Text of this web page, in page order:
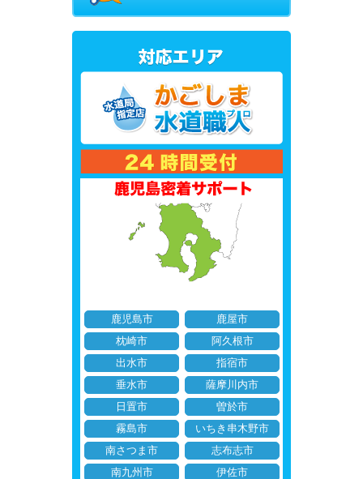
鹿児島市
鹿屋市
枕崎市
阿久根市
出水市
指宿市
垂水市
薩摩川内市
日置市
曽於市
霧島市
いちき串木野市
南さつま市
志布志市
南九州市
伊佐市